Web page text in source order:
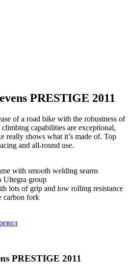
PRESTIGE 2011
of a road bike with the robustness of
capabilities are exceptional,
really shows what it’s made of. Top
and all-round use.
with smooth welding seams
Ultegra group
lots of grip and low rolling resistance
carbon fork
PRESTIGE 2011